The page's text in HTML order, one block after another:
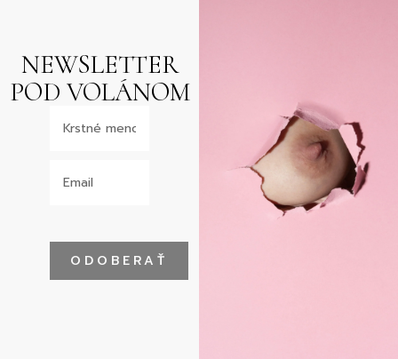
NEWSLETTER
POD VOLÁNOM
ODOBERAŤ